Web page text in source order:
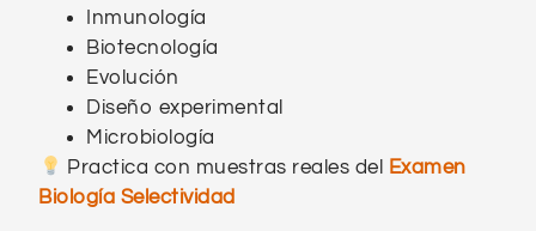
Inmunología
Biotecnología
Evolución
Diseño experimental
Microbiología
Practica con muestras reales del
Examen
Biología Selectividad